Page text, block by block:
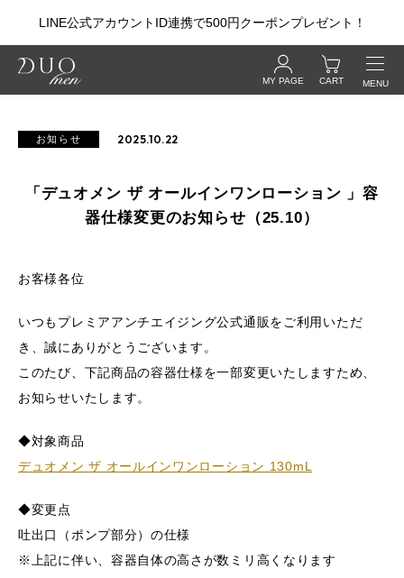
LINE公式アカウントID連携で500円クーポンプレゼント！
CONCEPT
ザ ウォッシュバーム
Lotion
ザ オールインワンローション
ザ 薬用オールインワンジェル
ザ UVプロテクター
MY PAGE CART MENU
お知らせ 2025.10.22
「デュオメン ザ オールインワンローション 」容
器仕様変更のお知らせ（25.10）
お客様各位
いつもプレミアアンチエイジング公式通販をご利用いただ
き、誠にありがとうございます。
このたび、下記商品の容器仕様を一部変更いたしますため、
お知らせいたします。
◆対象商品
デュオメン ザ オールインワンローション 130mL
◆変更点
吐出口（ポンプ部分）の仕様
※上記に伴い、容器自体の高さが数ミリ高くなります